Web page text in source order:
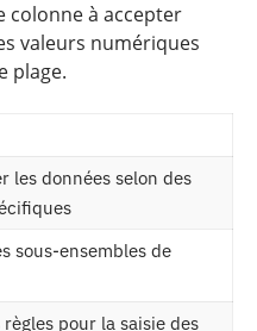
colonne à accepter
valeurs numériques
plage.
les données selon des
sous-ensembles de
pour la saisie des